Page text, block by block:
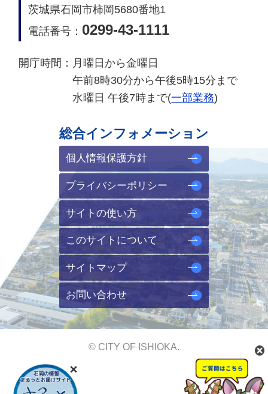
茨城県石岡市柿岡5680番地1
電話番号： 0299-43-1111
開庁時間： 月曜日から金曜日
午前8時30分から午後5時15分まで
水曜日 午後7時まで(一部業務)
総合インフォメーション
個人情報保護方針
プライバシーポリシー
サイトの使い方
このサイトについて
サイトマップ
お問い合わせ
© CITY OF ISHIOKA.